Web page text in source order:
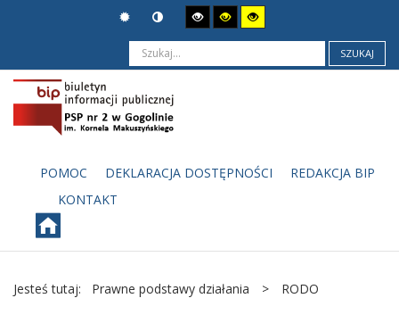
SZUKAJ
POMOC DEKLARACJA DOSTĘPNOŚCI
REDAKCJA BIP
KONTAKT
Jesteś tutaj: Prawne podstawy działania > RODO